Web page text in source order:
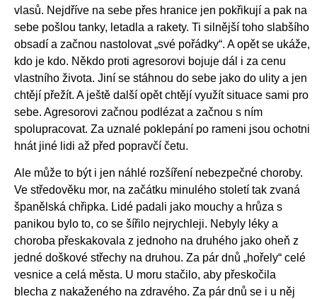
vlasů. Nejdříve na sebe přes hranice jen pokřikují a pak na
sebe pošlou tanky, letadla a rakety. Ti silnější toho slabšího
obsadí a začnou nastolovat „své pořádky“. A opět se ukáže,
kdo je kdo. Někdo proti agresorovi bojuje dál i za cenu
vlastního života. Jiní se stáhnou do sebe jako do ulity a jen
chtějí přežít. A ještě další opět chtějí využít situace sami pro
sebe. Agresorovi začnou podlézat a začnou s ním
spolupracovat. Za uznalé poklepání po rameni jsou ochotni
hnát jiné lidi až před popravčí četu.
Ale může to být i jen náhlé rozšíření nebezpečné choroby.
Ve středověku mor, na začátku minulého století tak zvaná
španělská chřipka. Lidé padali jako mouchy a hrůza s
panikou bylo to, co se šířilo nejrychleji. Nebyly léky a
choroba přeskakovala z jednoho na druhého jako oheň z
jedné doškové střechy na druhou. Za pár dnů „hořely“ celé
vesnice a celá města. U moru stačilo, aby přeskočila
blecha z nakaženého na zdravého. Za pár dnů se i u něj